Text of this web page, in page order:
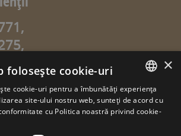
Reproducerea integrală sau parţială a
ROMANIAN
HUNGARIAN
×
folosește cookie-uri
cookie-uri pentru a îmbunătăți experiența
site-ului nostru web, sunteți de acord cu
cu Politica noastră privind cookie-